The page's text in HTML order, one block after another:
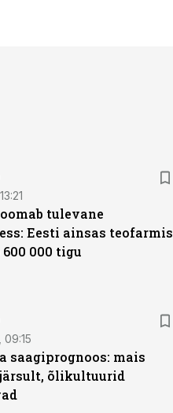
tulevane
Eesti ainsas teofarmis
000 tigu
09:15
saagiprognoos: mais
õlikultuurid